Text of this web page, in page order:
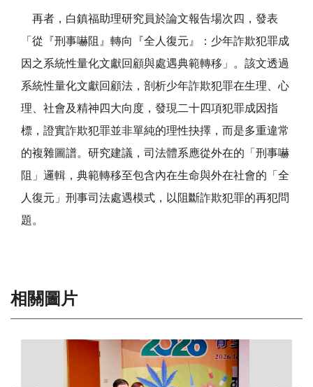
再者，白鎮福助理研究員於論文報告場次四，發表
「從『刑事嚇阻』轉向『全人復元』：少年詐欺犯罪成
因之系統性量化文獻回顧與處遇典範轉移」。該文透過
系統性量化文獻回顧法，剖析少年詐欺犯罪在生理、心
理、社會及精神四大向度，發現二十四項犯罪成因指
標，證實詐欺犯罪並非單純的理性抉擇，而是多重違常
的複雜圖譜。研究建議，司法體系應從外在的「刑事嚇
阻」邏輯，典範轉移至包含內在生命與外在社會的「全
人復元」刑事司法處遇模式，以阻斷詐欺犯罪的再犯問
題。
相關圖片